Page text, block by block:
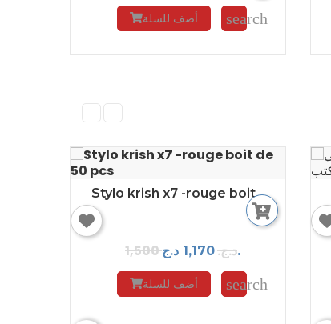
أضف للسلة search
Stylo krish x7 -rouge boit...
1,500 د.ج.1,170 د.ج.
أضف للسلة search